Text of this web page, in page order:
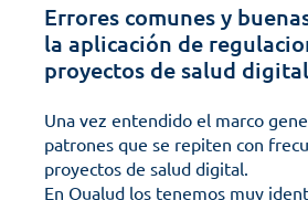
Errores comunes y
la aplicación de
proyectos de salud digital
Una vez entendido el marco
patrones que se repiten con
proyectos de salud digital.
En Qualud los tenemos muy